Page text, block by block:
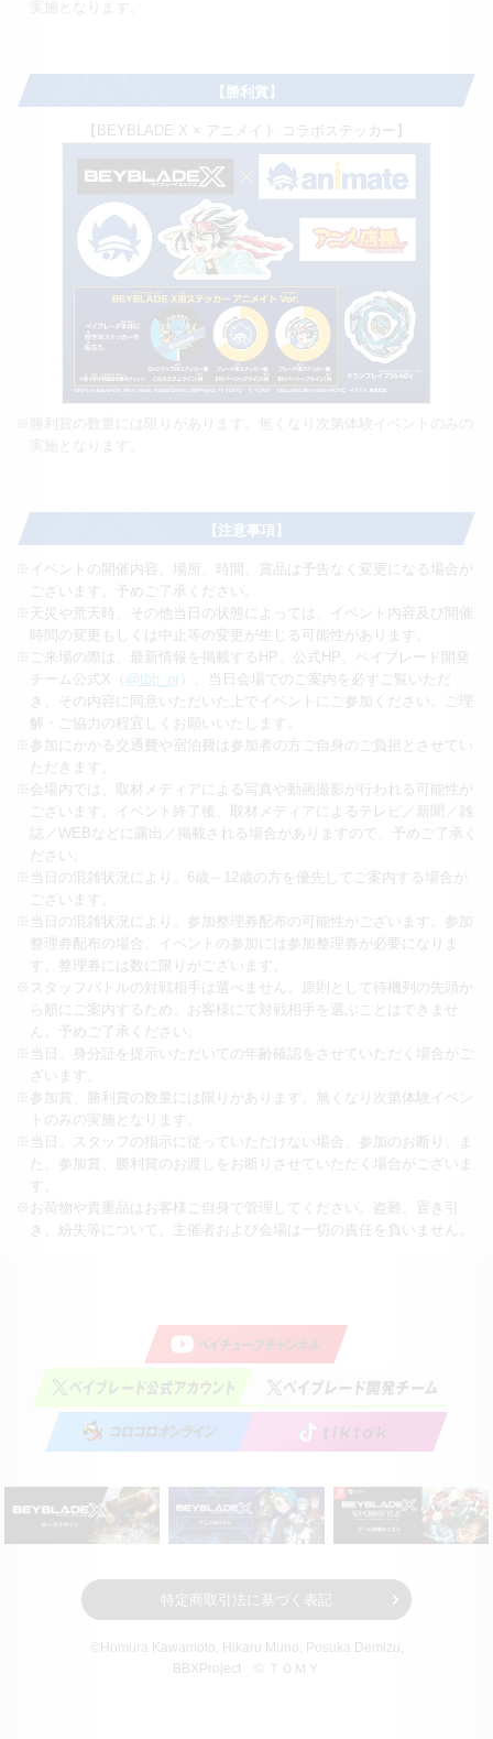
【勝利賞】
【BEYBLADE X × アニメイト コラボステッカー】
【注意事項】
※イベントの開催内容、場所、時間、賞品は予告なく変更になる場合が
ございます。予めご了承ください。
※天災や荒天時、その他当日の状態によっては、イベント内容及び開催
時間の変更もしくは中止等の変更が生じる可能性があります。
※ご来場の際は、最新情報を掲載するHP、公式HP、ベイブレード開発
チーム公式X（ @tbh_pr ）、当日会場でのご案内を必ずご覧いただ
き、その内容に同意いただいた上でイベントにご参加ください。ご理
解・ご協力の程宜しくお願いいたします。
※参加にかかる交通費や宿泊費は参加者の方ご自身のご負担とさせてい
ただきます。
※会場内では、取材メディアによる写真や動画撮影が行われる可能性が
ございます。イベント終了後、取材メディアによるテレビ／新聞／雑
誌／WEBなどに露出／掲載される場合がありますので、予めご了承く
ださい。
※当日の混雑状況により、6歳～12歳の方を優先してご案内する場合が
ございます。
※当日の混雑状況により、参加整理券配布の可能性がございます。参加
整理券配布の場合、イベントの参加には参加整理券が必要になりま
す。整理券には数に限りがございます。
※スタッフバトルの対戦相手は選べません。原則として待機列の先頭か
ら順にご案内するため、お客様にて対戦相手を選ぶことはできませ
ん。予めご了承ください。
※当日、身分証を提示いただいての年齢確認をさせていただく場合がご
ざいます。
※参加賞、勝利賞の数量には限りがあります。無くなり次第体験イベン
トのみの実施となります。
※当日、スタッフの指示に従っていただけない場合、参加のお断り、ま
た、参加賞、勝利賞のお渡しをお断りさせていただく場合がございま
※お荷物や貴重品はお客様ご自身で管理してください。盗難、置き引
き、紛失等について、主催者および会場は一切の責任を負いません。
特定商取引法に基づく表記
©Homura Kawamoto, Hikaru Muno, Posuka Demizu,
BBXProject © ＴＯＭＹ